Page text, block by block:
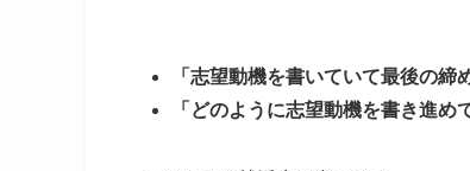
「志望動機を書いていて最後の締
「どのように志望動機を書き進め